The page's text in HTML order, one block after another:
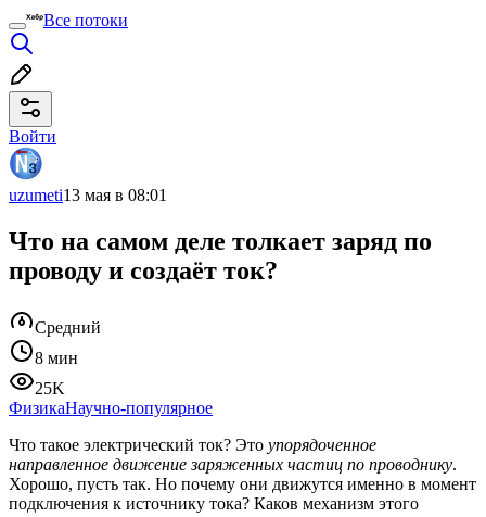
Все потоки
Войти
uzumeti13 мая в 08:01
Что на самом деле толкает заряд по
проводу и создаёт ток?
Средний
8 мин
25K
ФизикаНаучно-популярное
Что такое электрический ток? Это упорядоченное
направленное движение заряженных частиц по проводнику.
Хорошо, пусть так. Но почему они движутся именно в момент
подключения к источнику тока? Каков механизм этого